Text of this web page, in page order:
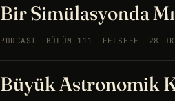
Bir Simülasyonda
PODCAST BÖLÜM 111 FELSEFE 28 DK
Büyük Astronomik